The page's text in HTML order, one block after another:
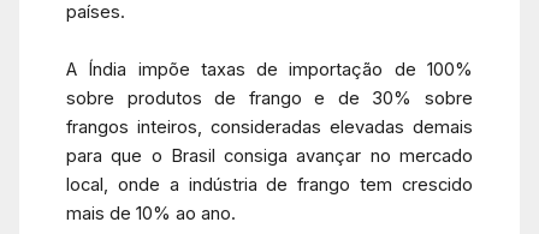
países.
A Índia impõe taxas de importação de 100%
sobre produtos de frango e de 30% sobre
frangos inteiros, consideradas elevadas demais
para que o Brasil consiga avançar no mercado
local, onde a indústria de frango tem crescido
mais de 10% ao ano.